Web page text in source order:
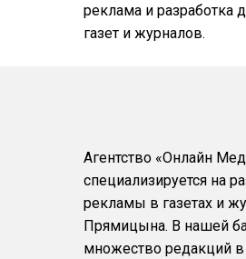
реклама и разработка
газет и журналов.
Агентство «Онлайн
специализируется на
рекламы в газетах и
Прямицына. В нашей
множество редакций